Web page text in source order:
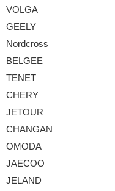
VOLGA
GEELY
Nordcross
BELGEE
TENET
CHERY
JETOUR
CHANGAN
OMODA
JAECOO
JELAND